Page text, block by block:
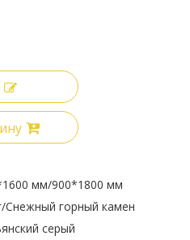
мм/900*1800 мм
Снежный горный камен
серый